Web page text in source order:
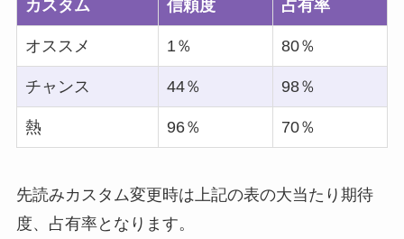
カスタム 信頼度 占有率
オススメ 1％ 80％
チャンス 44％ 98％
熱 96％ 70％
先読みカスタム変更時は上記の表の大当たり期待
度、占有率となります。